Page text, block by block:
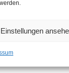
Einstellungen